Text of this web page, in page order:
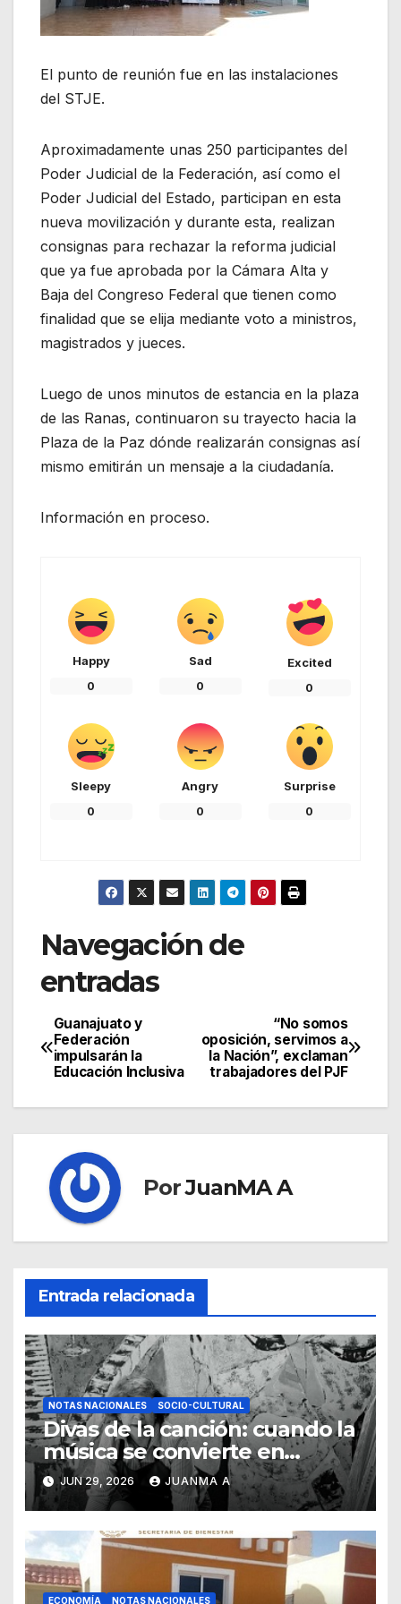
El punto de reunión fue en las instalaciones
del STJE.
Aproximadamente unas 250 participantes del
Poder Judicial de la Federación, así como el
Poder Judicial del Estado, participan en esta
nueva movilización y durante esta, realizan
consignas para rechazar la reforma judicial
que ya fue aprobada por la Cámara Alta y
Baja del Congreso Federal que tienen como
finalidad que se elija mediante voto a ministros,
magistrados y jueces.
Luego de unos minutos de estancia en la plaza
de las Ranas, continuaron su trayecto hacia la
Plaza de la Paz dónde realizarán consignas así
mismo emitirán un mensaje a la ciudadanía.
Información en proceso.
Happy
0
Sad
0
Excited
0
Sleepy
0
Angry
0
Surprise
0
Navegación de
entradas
“No somos
oposición, servimos a
la Nación”, exclaman
trabajadores del PJF
Guanajuato y
Federación
impulsarán la
Educación Inclusiva
PorJuanMA A
Entrada relacionada
NOTAS NACIONALES SOCIO-CULTURAL
Divas de la canción: cuando la
música se convierte en
pintura
JUN 29, 2026 JUANMA A
ECONOMÍA NOTAS NACIONALES